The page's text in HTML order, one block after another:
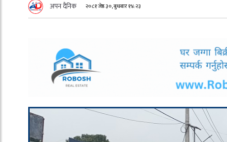
अपन दैनिक २०८१ जेष्ठ ३०, बुधबार १४:२३